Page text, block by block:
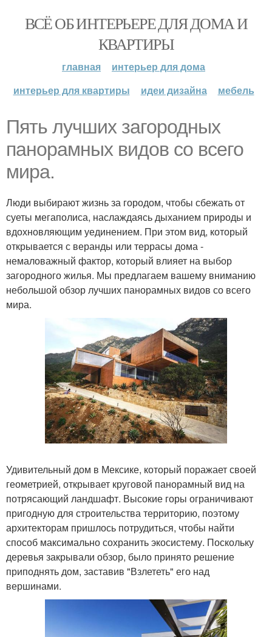
ВСЁ ОБ ИНТЕРЬЕРЕ ДЛЯ ДОМА И
КВАРТИРЫ
главная
интерьер для дома
интерьер для квартиры
идеи дизайна мебель
Пять лучших загородных
панорамных видов со всего
мира.
Люди выбирают жизнь за городом, чтобы сбежать от
суеты мегаполиса, наслаждаясь дыханием природы и
вдохновляющим уединением. При этом вид, который
открывается с веранды или террасы дома -
немаловажный фактор, который влияет на выбор
загородного жилья. Мы предлагаем вашему вниманию
небольшой обзор лучших панорамных видов со всего
мира.
Удивительный дом в Мексике, который поражает своей
геометрией, открывает круговой панорамный вид на
потрясающий ландшафт. Высокие горы ограничивают
пригодную для строительства территорию, поэтому
архитекторам пришлось потрудиться, чтобы найти
способ максимально сохранить экосистему. Поскольку
деревья закрывали обзор, было принято решение
приподнять дом, заставив "Взлететь" его над
вершинами.